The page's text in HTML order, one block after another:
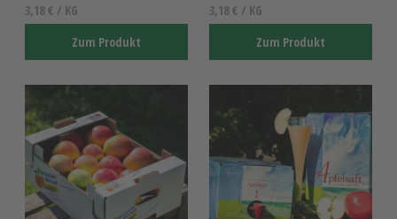
3,18 € / KG
Zum Produkt
3,18 € / KG
Zum Produkt